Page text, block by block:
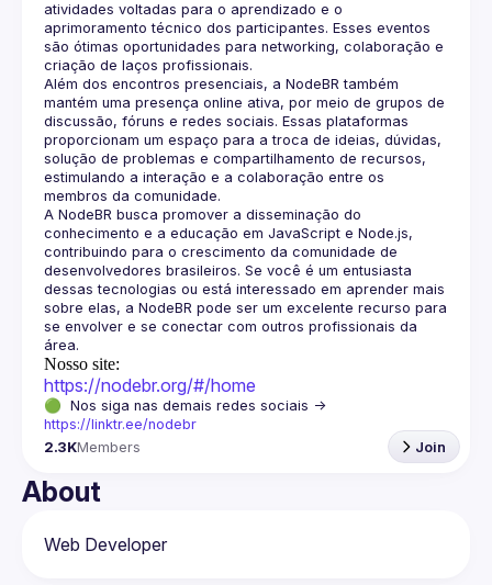
atividades voltadas para o aprendizado e o
aprimoramento técnico dos participantes. Esses eventos
são ótimas oportunidades para networking, colaboração e
Além dos encontros presenciais, a NodeBR também
mantém uma presença online ativa, por meio de grupos de
discussão, fóruns e redes sociais. Essas plataformas
proporcionam um espaço para a troca de ideias, dúvidas,
solução de problemas e compartilhamento de recursos,
estimulando a interação e a colaboração entre os
A NodeBR busca promover a disseminação do
conhecimento e a educação em JavaScript e Node.js,
contribuindo para o crescimento da comunidade de
desenvolvedores brasileiros. Se você é um entusiasta
dessas tecnologias ou está interessado em aprender mais
sobre elas, a NodeBR pode ser um excelente recurso para
se envolver e se conectar com outros profissionais da
Nosso site:
https://nodebr.org/#/home
https://linktr.ee/nodebr
2.3KMembers Join
About